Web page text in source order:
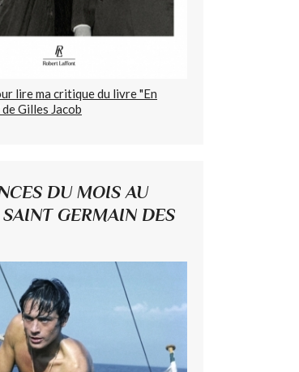
lire ma critique du livre "En
Gilles Jacob
DU MOIS AU
GERMAIN DES